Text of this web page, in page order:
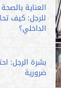
العناية
للرجل: كيف
الداخلي؟
بشرة الرجل:
ضرورية